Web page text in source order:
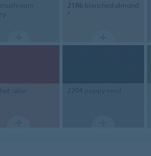
mushroom
2186 blanched almond
*
hot salsa 2204poppy seed